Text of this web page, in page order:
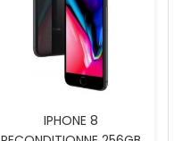
IPHONE 8